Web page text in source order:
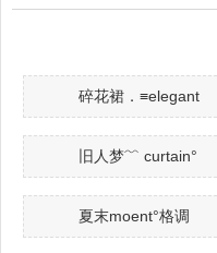
碎花裙．≡elegant
旧人梦﹌ curtain°
夏末moent°格调